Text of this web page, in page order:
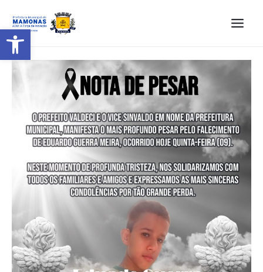
Barra de Ferramentas Aberta